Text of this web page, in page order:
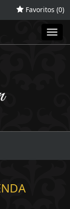
Favoritos (0)